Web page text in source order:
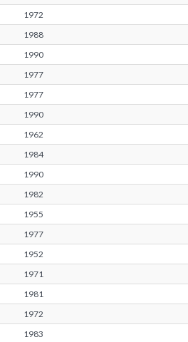
1972
1988
1990
1977
1977
1990
1962
1984
1990
1982
1955
1977
1952
1971
1981
1972
1983